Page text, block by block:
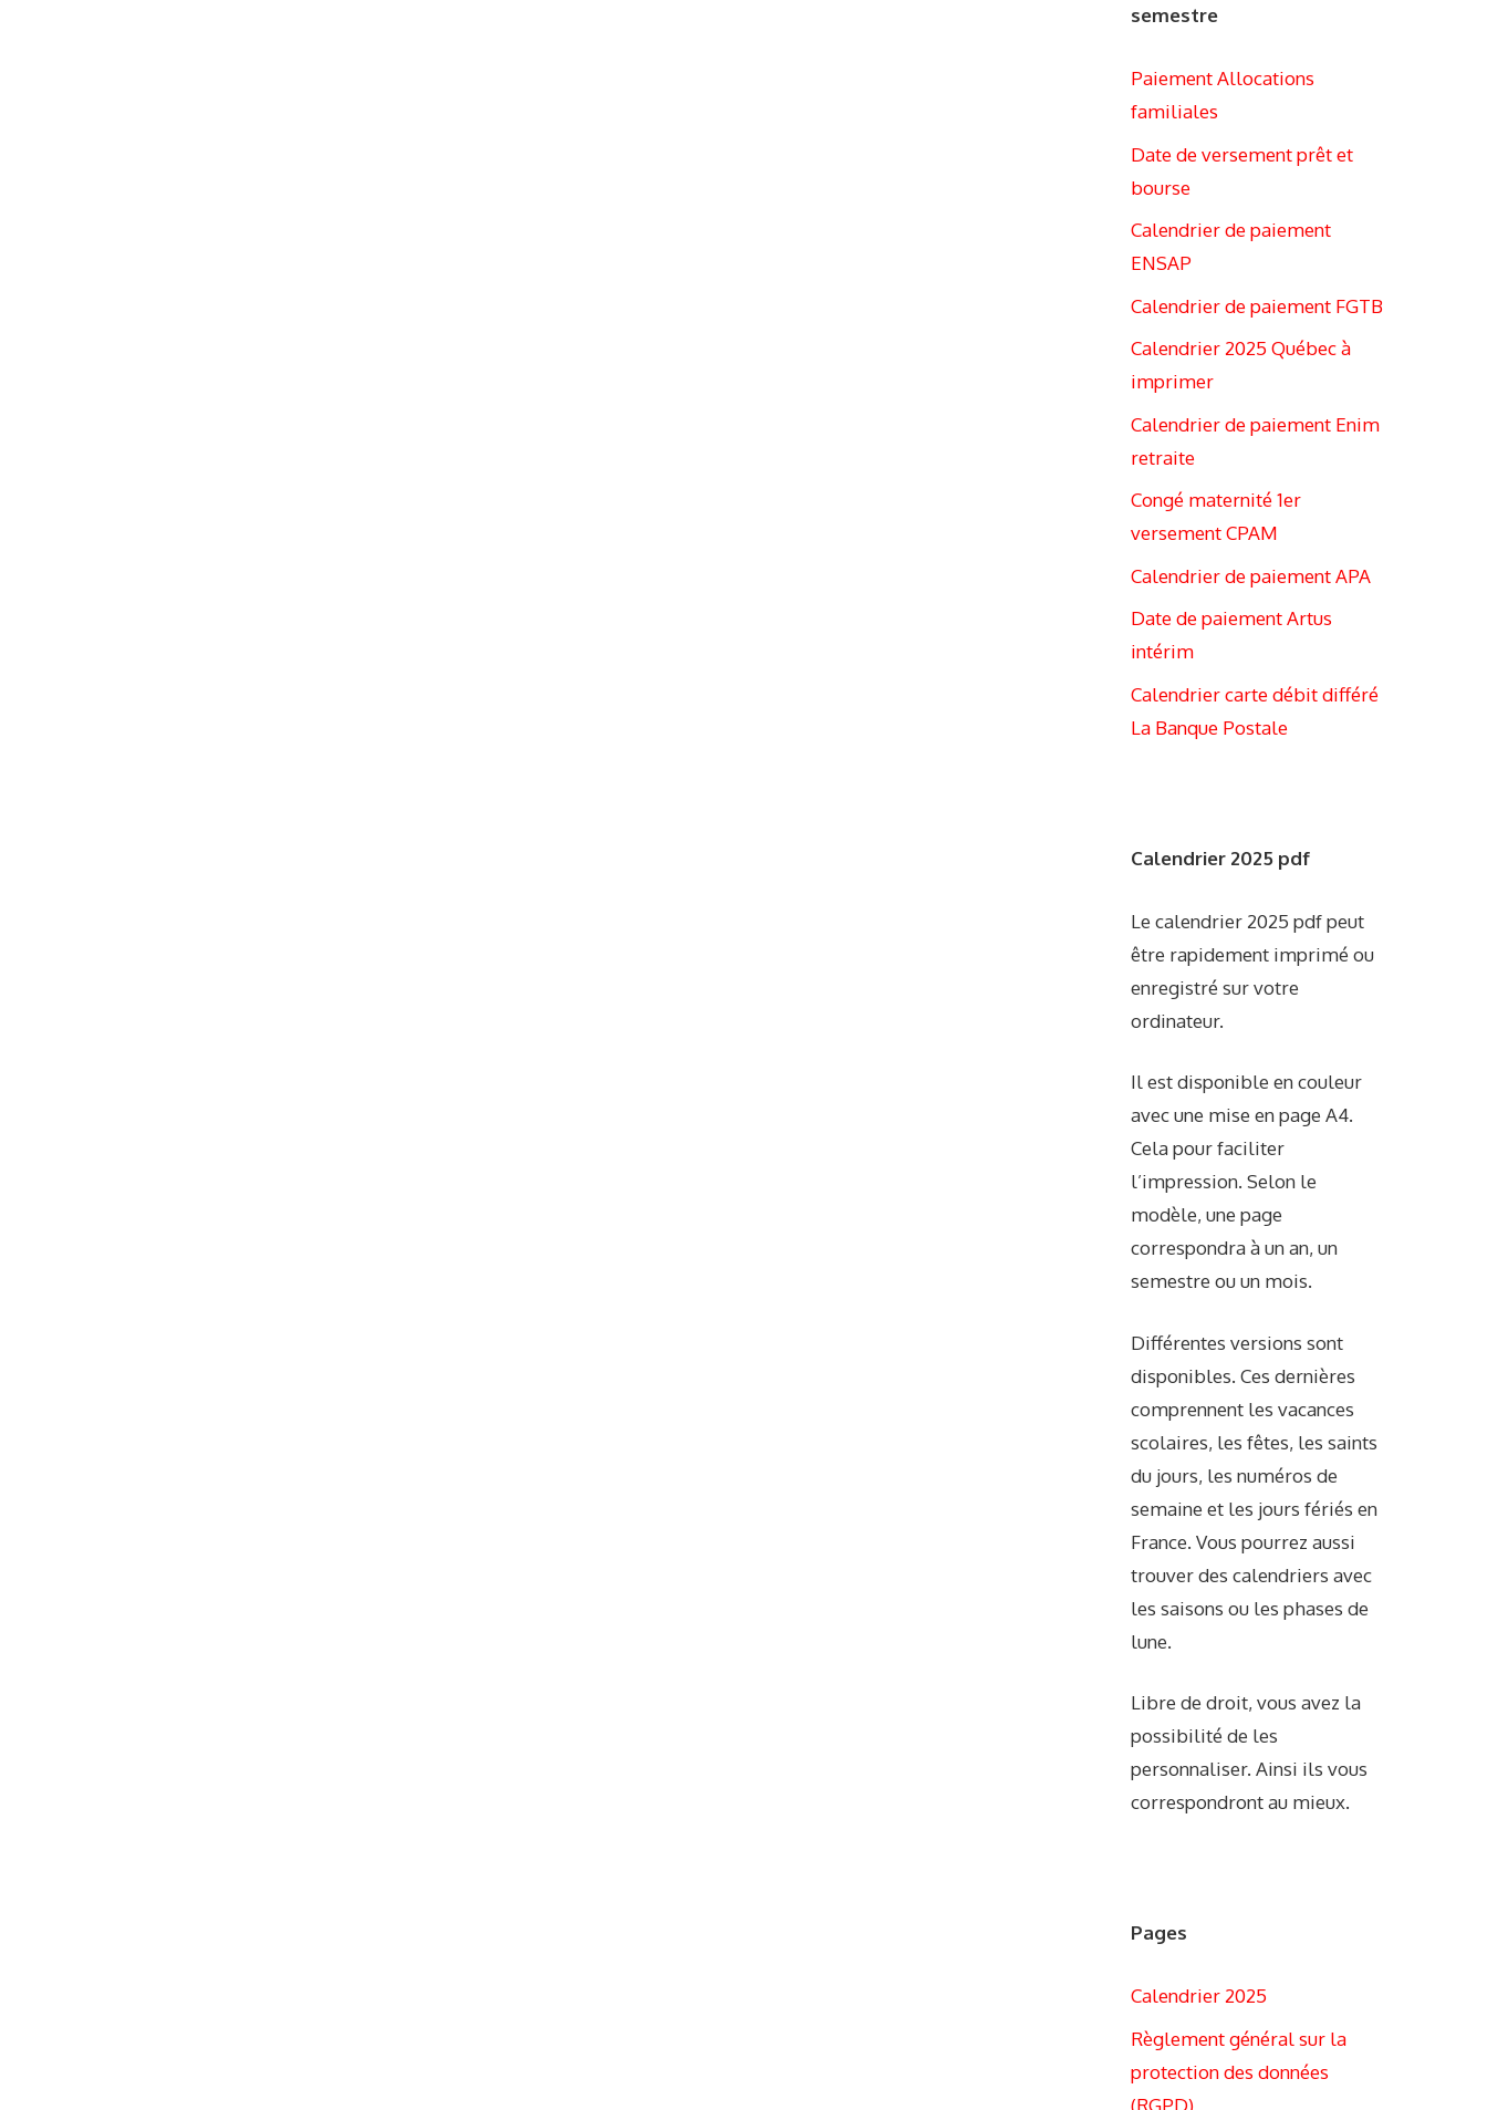
semestre
Paiement Allocations
familiales
Date de versement prêt et
bourse
Calendrier de paiement
ENSAP
Calendrier de paiement FGTB
Calendrier 2025 Québec à
imprimer
Calendrier de paiement Enim
retraite
Congé maternité 1er
versement CPAM
Calendrier de paiement APA
Date de paiement Artus
intérim
Calendrier carte débit différé
La Banque Postale
Calendrier 2025 pdf
Le calendrier 2025 pdf peut
être rapidement imprimé ou
enregistré sur votre
ordinateur.
Il est disponible en couleur
avec une mise en page A4.
Cela pour faciliter
l’impression. Selon le
modèle, une page
correspondra à un an, un
semestre ou un mois.
Différentes versions sont
disponibles. Ces dernières
comprennent les vacances
scolaires, les fêtes, les saints
du jours, les numéros de
semaine et les jours fériés en
France. Vous pourrez aussi
trouver des calendriers avec
les saisons ou les phases de
lune.
Libre de droit, vous avez la
possibilité de les
personnaliser. Ainsi ils vous
correspondront au mieux.
Pages
Calendrier 2025
Règlement général sur la
protection des données
(RGPD)